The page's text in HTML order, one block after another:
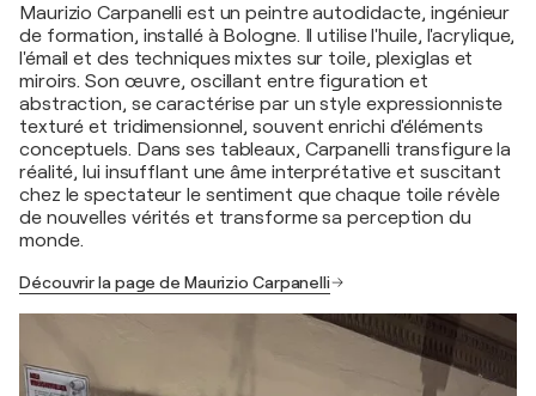
Maurizio Carpanelli est un peintre autodidacte, ingénieur
de formation, installé à Bologne. Il utilise l'huile, l'acrylique,
l'émail et des techniques mixtes sur toile, plexiglas et
miroirs. Son œuvre, oscillant entre figuration et
abstraction, se caractérise par un style expressionniste
texturé et tridimensionnel, souvent enrichi d'éléments
conceptuels. Dans ses tableaux, Carpanelli transfigure la
réalité, lui insufflant une âme interprétative et suscitant
chez le spectateur le sentiment que chaque toile révèle
de nouvelles vérités et transforme sa perception du
monde.
Découvrir la page de Maurizio Carpanelli